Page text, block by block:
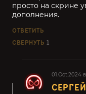
просто на скрине
дополнения.
ОТВЕТИТЬ
СВЕРНУТЬ 1
01.Oct.2024 в